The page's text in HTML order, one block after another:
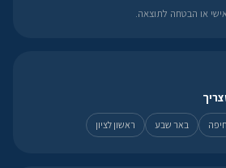
או הבטחה לתוצאה.
חיפה באר שבע ראשון לציון